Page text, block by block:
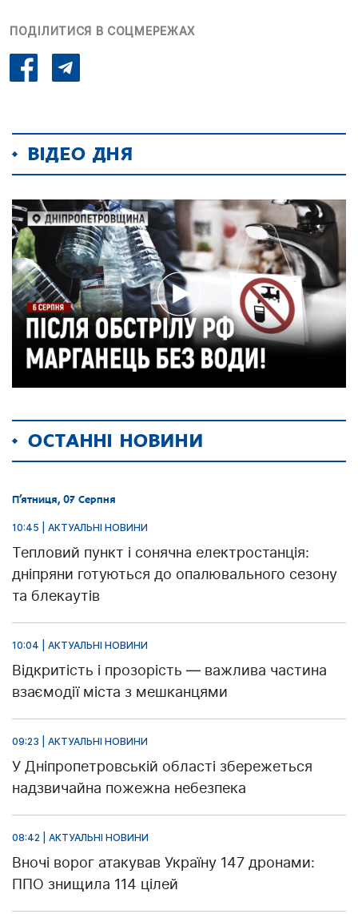
ПОДІЛИТИСЯ В СОЦМЕРЕЖАХ
ВІДЕО ДНЯ
ОСТАННІ НОВИНИ
П’ятниця, 07 Серпня
10:45 | АКТУАЛЬНІ НОВИНИ
Тепловий пункт і сонячна електростанція:
дніпряни готуються до опалювального сезону
та блекаутів
10:04 | АКТУАЛЬНІ НОВИНИ
Відкритість і прозорість — важлива частина
взаємодії міста з мешканцями
09:23 | АКТУАЛЬНІ НОВИНИ
У Дніпропетровській області збережеться
надзвичайна пожежна небезпека
08:42 | АКТУАЛЬНІ НОВИНИ
Вночі ворог атакував Україну 147 дронами:
ППО знищила 114 цілей